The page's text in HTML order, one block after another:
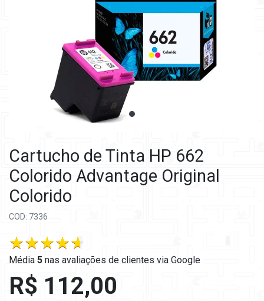
Cartucho de Tinta HP 662
Colorido Advantage Original
Colorido
COD: 7336
Média 5 nas avaliações de clientes via Google
R$ 112,00